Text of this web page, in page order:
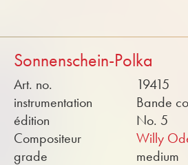
Sonnenschein-Polka
Art. no.
19415
instrumentation
Bande
édition
No. 5
Compositeur
Willy
grade
medium